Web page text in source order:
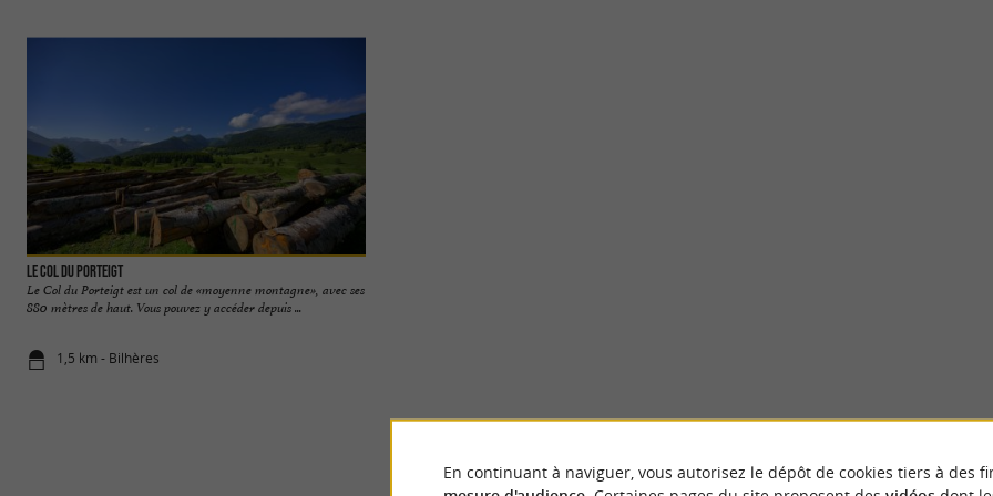
Le Col du Porteigt
Le Col du Porteigt est un col de «moyenne montagne», avec ses
880 mètres de haut. Vous pouvez y accéder depuis ...
1,5 km - Bilhères
En continuant à naviguer, vous autorisez le dépôt de cookies tiers à des